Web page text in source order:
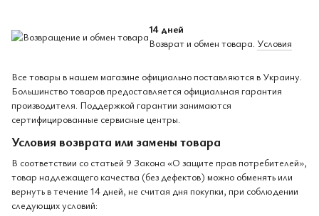
14 дней
Возврат и обмен товара. Условия
Все товары в нашем магазине официально поставляются в Украину.
Большинство товаров предоставляется официальная гарантия
производителя. Поддержкой гарантии занимаются
сертифицированные сервисные центры.
Условия возврата или замены товара
В соответствии со статьей 9 Закона «О защите прав потребителей»,
товар надлежащего качества (без дефектов) можно обменять или
вернуть в течение 14 дней, не считая дня покупки, при соблюдении
следующих условий: